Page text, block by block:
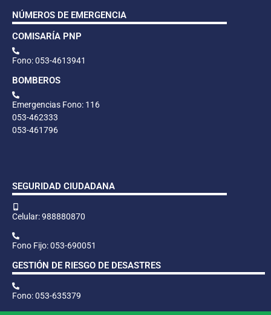
NÚMEROS DE EMERGENCIA
COMISARÍA PNP
Fono: 053-4613941
BOMBEROS
Emergencias Fono: 116
053-462333
053-461796
SEGURIDAD CIUDADANA
Celular: 988880870
Fono Fijo: 053-690051
GESTIÓN DE RIESGO DE DESASTRES
Fono: 053-635379